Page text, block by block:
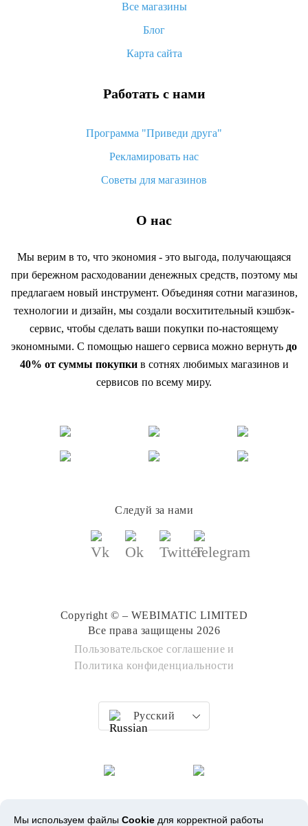
возврата денег
Все магазины
Блог
Карта сайта
Работать с нами
Программа "Приведи друга"
Рекламировать нас
Советы для магазинов
О нас
Мы верим в то, что экономия - это выгода, получающаяся
при бережном расходовании денежных средств, поэтому мы
предлагаем новый инструмент. Объединяя сотни магазинов,
технологии и дизайн, мы создали восхитительный кэшбэк-
сервис, чтобы сделать ваши покупки по-настоящему
экономными. С помощью нашего сервиса можно вернуть до
40% от суммы покупкив сотнях любимых магазинов и
сервисов по всему миру.
Следуй за нами
Copyright © – WEBIMATIC LIMITED
Все права защищены 2026
Пользовательское соглашение и
Политика конфиденциальности
Русский
Мы используем файлы Cookie для корректной работы